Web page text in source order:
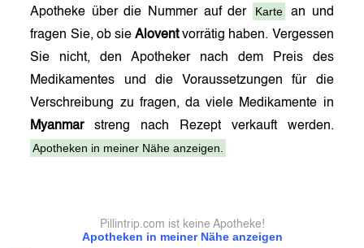
Apotheke über die Nummer auf der Karte
an und
fragen Sie, ob sieAloventvorrätig haben. Vergessen
Sie nicht, den Apotheker nach dem Preis des
Medikamentes und die Voraussetzungen für die
Verschreibung zu fragen, da viele Medikamente in
Myanmarstreng nach Rezept verkauft werden.
Apotheken in meiner Nähe anzeigen.
Apotheken in meiner Nähe anzeigen
Pillintrip.com ist keine Apotheke!